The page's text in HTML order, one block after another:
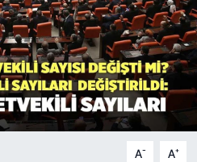
A- A+